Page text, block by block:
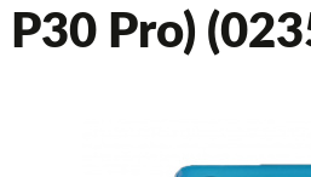
P30 Pro)